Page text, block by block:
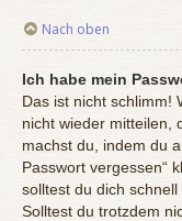
Nach oben
Ich habe mein
Das ist nicht schlimm!
nicht wieder mitteilen,
machst du, indem du
Passwort vergessen“
solltest du dich
Solltest du trotzdem